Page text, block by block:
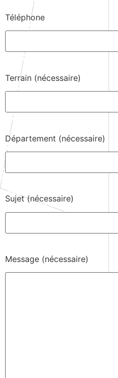
Téléphone
Terrain (nécessaire)
Département (nécessaire)
Sujet (nécessaire)
Message (nécessaire)